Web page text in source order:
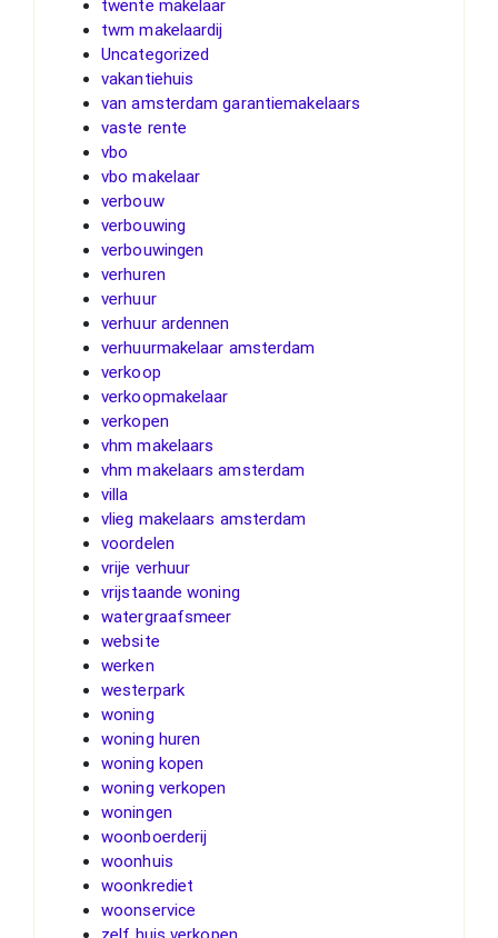
twente makelaar
twm makelaardij
Uncategorized
vakantiehuis
van amsterdam garantiemakelaars
vaste rente
vbo
vbo makelaar
verbouw
verbouwing
verbouwingen
verhuren
verhuur
verhuur ardennen
verhuurmakelaar amsterdam
verkoop
verkoopmakelaar
verkopen
vhm makelaars
vhm makelaars amsterdam
villa
vlieg makelaars amsterdam
voordelen
vrije verhuur
vrijstaande woning
watergraafsmeer
website
werken
westerpark
woning
woning huren
woning kopen
woning verkopen
woningen
woonboerderij
woonhuis
woonkrediet
woonservice